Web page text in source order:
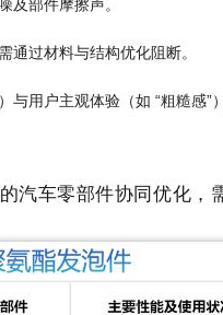
及部件摩擦声。
通过材料与结构优化阻断。
与用户主观体验（如 “粗糙感”）
汽车零部件协同优化，